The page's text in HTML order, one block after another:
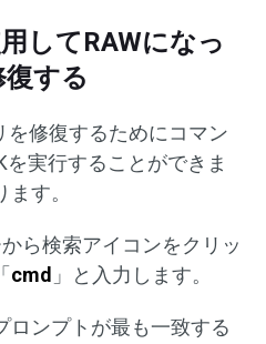
してRAWになっ
する
を修復するためにコマン
を実行することができま
す。
ら検索アイコンをクリッ
cmd 」と入力します。
ロンプトが最も一致する